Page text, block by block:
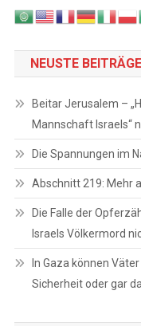
NEUSTE BEITRÄGE
Beitar Jerusalem –
Mannschaft Israels“
Die Spannungen im
Abschnitt 219: Mehr
Die Falle der
Israels Völkermord
In Gaza können
Sicherheit oder gar